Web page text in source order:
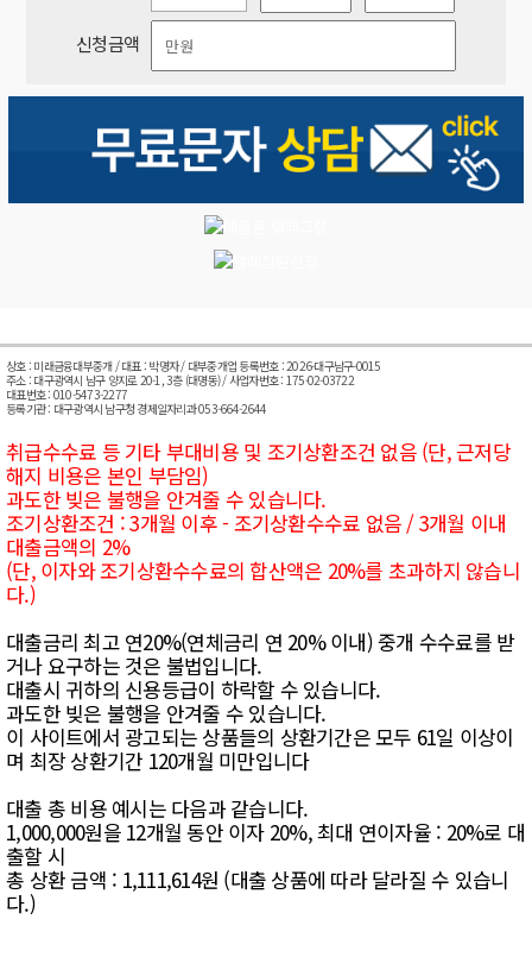
신청금액
상호 : 미래금융대부중개 / 대표 : 박명자 / 대부중개업 등록번호 : 2026-대구남구-0015
주소 : 대구광역시 남구 양지로 20-1, 3층 (대명동) / 사업자번호 : 175-02-03722
대표번호 : 010-5473-2277
등록기관 : 대구광역시 남구청 경제일자리과 053-664-2644
취급수수료 등 기타 부대비용 및 조기상환조건 없음 (단, 근저당
해지 비용은 본인 부담임)
과도한 빚은 불행을 안겨줄 수 있습니다.
조기상환조건 : 3개월 이후 - 조기상환수수료 없음 / 3개월 이내
대출금액의 2%
(단, 이자와 조기상환수수료의 합산액은 20%를 초과하지 않습니
다.)
대출금리 최고 연20%(연체금리 연 20% 이내) 중개 수수료를 받
거나 요구하는 것은 불법입니다.
대출시 귀하의 신용등급이 하락할 수 있습니다.
과도한 빚은 불행을 안겨줄 수 있습니다.
이 사이트에서 광고되는 상품들의 상환기간은 모두 61일 이상이
며 최장 상환기간 120개월 미만입니다
대출 총 비용 예시는 다음과 같습니다.
1,000,000원을 12개월 동안 이자 20%, 최대 연이자율 : 20%로 대
출할 시
총 상환 금액 : 1,111,614원 (대출 상품에 따라 달라질 수 있습니
다.)